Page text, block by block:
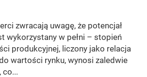
zwracają uwagę, że potencjał
wykorzystany w pełni – stopień
produkcyjnej, liczony jako relacja
wartości rynku, wynosi zaledwie
co...